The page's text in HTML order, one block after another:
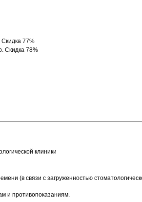
Скидка 77%
Скидка 78%
клиники
(в связи с загруженностью
и противопоказаниям.